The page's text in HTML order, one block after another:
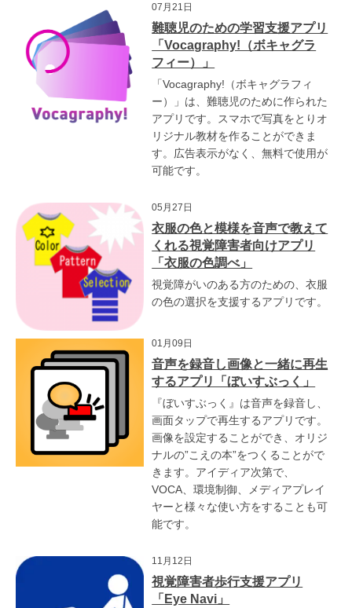
07月21日
難聴児のための学習支援アプリ
「Vocagraphy!（ボキャグラ
フィー）」
「Vocagraphy!（ボキャグラフィ
ー）」は、難聴児のために作られた
アプリです。スマホで写真をとりオ
リジナル教材を作ることができま
す。広告表示がなく、無料で使用が
可能です。
05月27日
衣服の色と模様を音声で教えて
くれる視覚障害者向けアプリ
「衣服の色調べ」
視覚障がいのある方のための、衣服
の色の選択を支援するアプリです。
01月09日
音声を録音し画像と一緒に再生
するアプリ「ぼいすぶっく」
『ぼいすぶっく』は音声を録音し、
画面タップで再生するアプリです。
画像を設定することができ、オリジ
ナルの”こえの本”をつくることがで
きます。アイディア次第で、
VOCA、環境制御、メディアプレイ
ヤーと様々な使い方をすることも可
能です。
11月12日
視覚障害者歩行支援アプリ
「Eye Navi」